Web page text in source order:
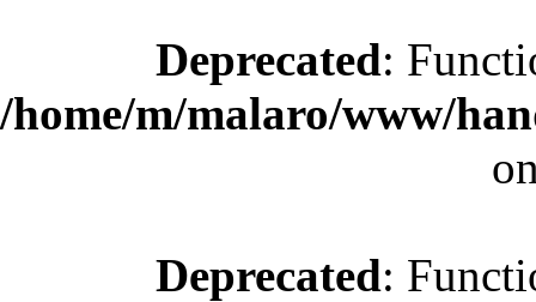
Deprecated:
/home/m/malaro/www/
Deprecated: